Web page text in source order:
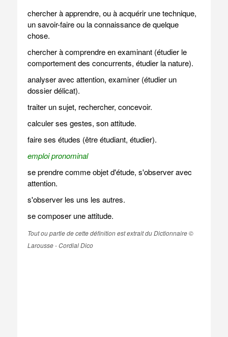
chercher à apprendre, ou à acquérir une technique,
un savoir-faire ou la connaissance de quelque
chose.
chercher à comprendre en examinant (étudier le
comportement des concurrents, étudier la nature).
analyser avec attention, examiner (étudier un
dossier délicat).
traiter un sujet, rechercher, concevoir.
calculer ses gestes, son attitude.
faire ses études (être étudiant, étudier).
emploi pronominal
se prendre comme objet d'étude, s'observer avec
attention.
s'observer les uns les autres.
se composer une attitude.
Tout ou partie de cette définition est extrait du Dictionnaire ©
Larousse - Cordial Dico